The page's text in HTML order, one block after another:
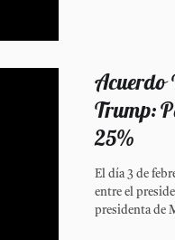
Acuerdo
Trump:
25%
El día 3 de
entre el
presidenta de